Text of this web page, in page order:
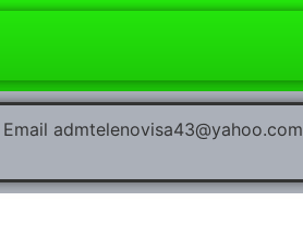
admtelenovisa43@yahoo.com